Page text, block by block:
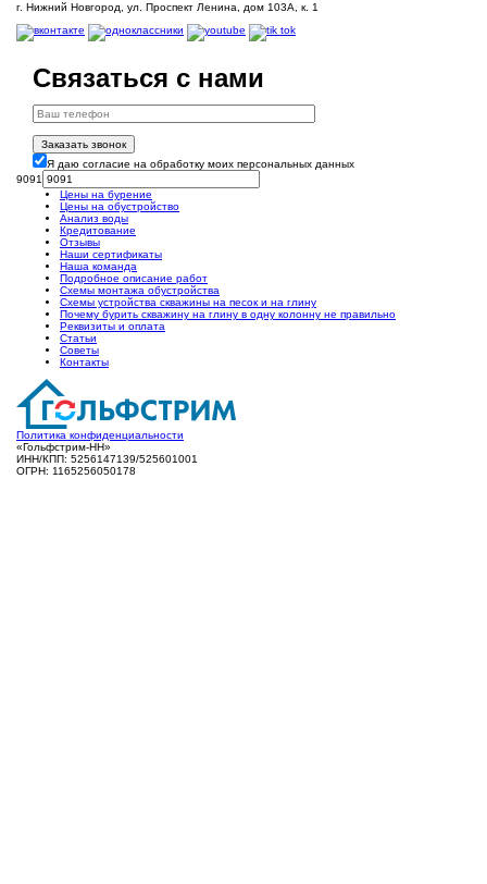
г. Нижний Новгород, ул. Проспект Ленина, дом 103А, к. 1
Связаться с нами
Заказать звонок
Я даю согласие на обработку моих персональных данных
9091
Цены на бурение
Цены на обустройство
Анализ воды
Кредитование
Отзывы
Наши сертификаты
Наша команда
Подробное описание работ
Схемы монтажа обустройства
Схемы устройства скважины на песок и на глину
Почему бурить скважину на глину в одну колонну не правильно
Реквизиты и оплата
Статьи
Советы
Контакты
Политика конфиденциальности
«Гольфстрим-НН»
ИНН/КПП: 5256147139/525601001
ОГРН: 1165256050178